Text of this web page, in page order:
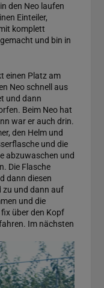
den Neo laufen
Einteiler,
komplett
und bin in
einen Platz am
Neo schnell aus
und dann
Beim Neo hat
war er auch drin.
den Helm und
und die
abzuwaschen und
Die Flasche
dann diesen
zu und dann auf
und die
über den Kopf
Im nächsten